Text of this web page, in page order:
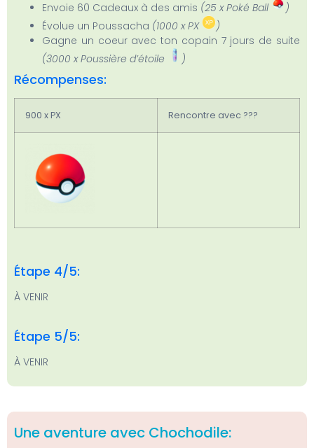
Envoie 60 Cadeaux à des amis (25 x Poké Ball
)
Évolue un Poussacha (1000 x PX
)
Gagne un coeur avec ton copain 7 jours de suite
(3000 x Poussière d’étoile
)
Récompenses:
900 x PX Rencontre avec ???
Étape 4/5:
À VENIR
Étape 5/5:
À VENIR
Une aventure avec Chochodile: